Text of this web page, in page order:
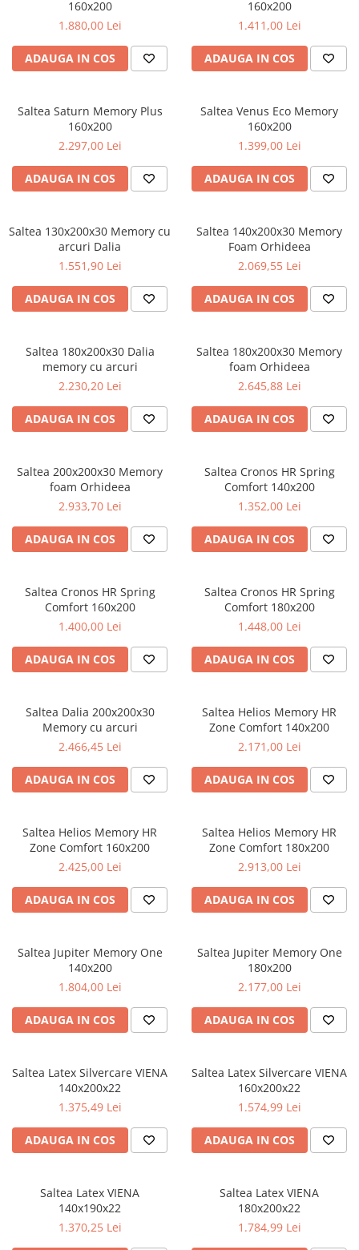
160x200
1.880,00 Lei
ADAUGA IN COS
160x200
1.411,00 Lei
ADAUGA IN COS
Saltea Saturn Memory Plus
160x200
2.297,00 Lei
ADAUGA IN COS
Saltea Venus Eco Memory
160x200
1.399,00 Lei
ADAUGA IN COS
Saltea 130x200x30 Memory cu
arcuri Dalia
1.551,90 Lei
ADAUGA IN COS
Saltea 140x200x30 Memory
Foam Orhideea
2.069,55 Lei
ADAUGA IN COS
Saltea 180x200x30 Dalia
memory cu arcuri
2.230,20 Lei
ADAUGA IN COS
Saltea 180x200x30 Memory
foam Orhideea
2.645,88 Lei
ADAUGA IN COS
Saltea 200x200x30 Memory
foam Orhideea
2.933,70 Lei
ADAUGA IN COS
Saltea Cronos HR Spring
Comfort 140x200
1.352,00 Lei
ADAUGA IN COS
Saltea Cronos HR Spring
Comfort 160x200
1.400,00 Lei
ADAUGA IN COS
Saltea Cronos HR Spring
Comfort 180x200
1.448,00 Lei
ADAUGA IN COS
Saltea Dalia 200x200x30
Memory cu arcuri
2.466,45 Lei
ADAUGA IN COS
Saltea Helios Memory HR
Zone Comfort 140x200
2.171,00 Lei
ADAUGA IN COS
Saltea Helios Memory HR
Zone Comfort 160x200
2.425,00 Lei
ADAUGA IN COS
Saltea Helios Memory HR
Zone Comfort 180x200
2.913,00 Lei
ADAUGA IN COS
Saltea Jupiter Memory One
140x200
1.804,00 Lei
ADAUGA IN COS
Saltea Jupiter Memory One
180x200
2.177,00 Lei
ADAUGA IN COS
Saltea Latex Silvercare VIENA
140x200x22
1.375,49 Lei
ADAUGA IN COS
Saltea Latex Silvercare VIENA
160x200x22
1.574,99 Lei
ADAUGA IN COS
Saltea Latex VIENA
140x190x22
1.370,25 Lei
Saltea Latex VIENA
180x200x22
1.784,99 Lei